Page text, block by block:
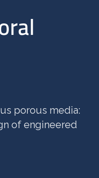
porous media:
of engineered